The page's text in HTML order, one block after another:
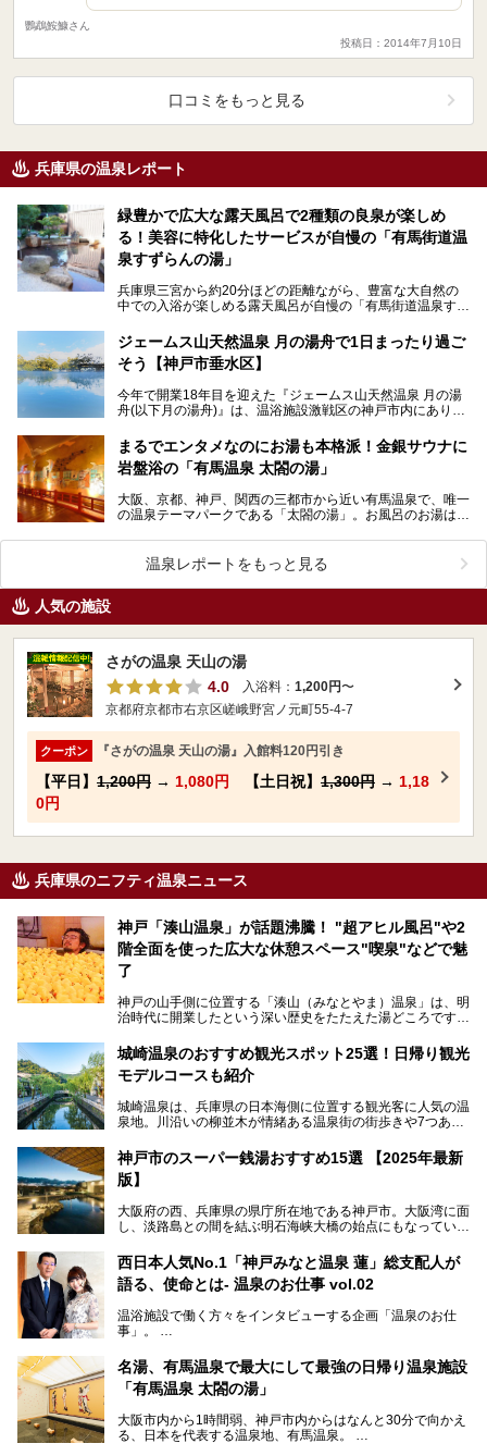
鸚鵡鮟鱇さん
投稿日：2014年7月10日
口コミをもっと見る
兵庫県の温泉レポート
緑豊かで広大な露天風呂で2種類の良泉が楽しめ
る！美容に特化したサービスが自慢の「有馬街道温
泉すずらんの湯」
兵庫県三宮から約20分ほどの距離ながら、豊富な大自然の
中での入浴が楽しめる露天風呂が自慢の「有馬街道温泉すず
ジェームス山天然温泉 月の湯舟で1日まったり過ご
そう【神戸市垂水区】
今年で開業18年目を迎えた『ジェームス山天然温泉 月の湯
舟(以下月の湯舟)』は、温浴施設激戦区の神戸市内にありま
まるでエンタメなのにお湯も本格派！金銀サウナに
岩盤浴の「有馬温泉 太閤の湯」
大阪、京都、神戸、関西の三都市から近い有馬温泉で、唯一
の温泉テーマパークである「太閤の湯」。お風呂のお湯は金
温泉レポートをもっと見る
人気の施設
さがの温泉 天山の湯
4.0
入浴料： 1,200円〜
京都府京都市右京区嵯峨野宮ノ元町55-4-7
クーポン 『さがの温泉 天山の湯』入館料120円引き
【平日】 1,200円 → 1,080円 【土日祝】 1,300円 → 1,18
0円
兵庫県のニフティ温泉ニュース
神戸「湊山温泉」が話題沸騰！ "超アヒル風呂"や2
階全面を使った広大な休憩スペース"喫泉"などで魅
了
神戸の山手側に位置する「湊山（みなとやま）温泉」は、明
治時代に開業したという深い歴史をたたえた湯どころです。
っぱいに浮かぶアヒルちゃん。さらに、ゆったりくつろげて
コワーキングも可能な休憩スペースも人気に。斬新な企画や
設備で人々をアッと驚かせる湊山温泉の魅力をリポートしま
城崎温泉のおすすめ観光スポット25選！日帰り観光
モデルコースも紹介
城崎温泉は、兵庫県の日本海側に位置する観光客に人気の温
泉地。川沿いの柳並木が情緒ある温泉街の街歩きや7つある
られています。鉄道の駅から温泉街が近く、歩いて回るのに
ちょうどよい規模で、日帰りでの訪問にもおすすめです。
の観光スポットをピックアップ。温泉やご当地グルメなどを
盛り込んだ日帰り観光モデルコースも紹介しているので、ぜ
神戸市のスーパー銭湯おすすめ15選 【2025年最新
版】
大阪府の西、兵庫県の県庁所在地である神戸市。大阪湾に面
し、淡路島との間を結ぶ明石海峡大橋の始点にもなっていま
華街をはじめ、きらびやかに発展したハーバーランドなど、
人気観光スポットもめじろ押しです。
そして、温泉好きの視点から見ると、神戸市といえば何とい
湯です。そのお湯をリーズナブルに体験できる健康ランドや
スーパー銭湯があったら……。今回はそんな希望に沿う施設
きます！
西日本人気No.1「神戸みなと温泉 蓮」総支配人が
語る、使命とは- 温泉のお仕事 vol.02
温浴施設で働く方々をインタビューする企画「温泉のお仕
事」。
ング西日本1位、2年連続「ベストオブ宿泊賞」に輝いた
「神戸みなと温泉 蓮」の魅力に迫りました！
名湯、有馬温泉で最大にして最強の日帰り温泉施設
「有馬温泉 太閤の湯」
大阪市内から1時間弱、神戸市内からはなんと30分で向かえ
る、日本を代表する温泉地、有馬温泉。